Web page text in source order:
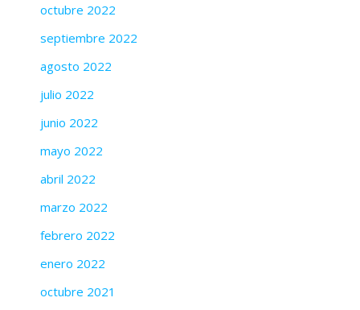
octubre 2022
septiembre 2022
agosto 2022
julio 2022
junio 2022
mayo 2022
abril 2022
marzo 2022
febrero 2022
enero 2022
octubre 2021